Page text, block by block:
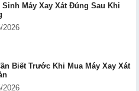
Sinh Máy Xay Xát Đúng Sau Khi
2026
Biết Trước Khi Mua Máy Xay Xát
2026